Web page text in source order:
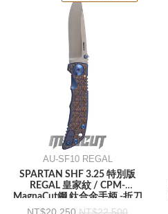
AU-SF10 REGAL
SPARTAN SHF 3.25 特別版
REGAL 皇家紋 / CPM-
MagnaCut鋼 鈦合金手柄 -折刀
20,250 22,500